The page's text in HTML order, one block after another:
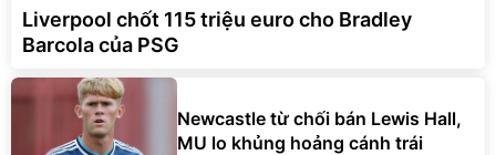
Liverpool chốt 115 triệu euro cho Bradley
Barcola của PSG
Newcastle từ chối bán Lewis Hall,
MU lo khủng hoảng cánh trái